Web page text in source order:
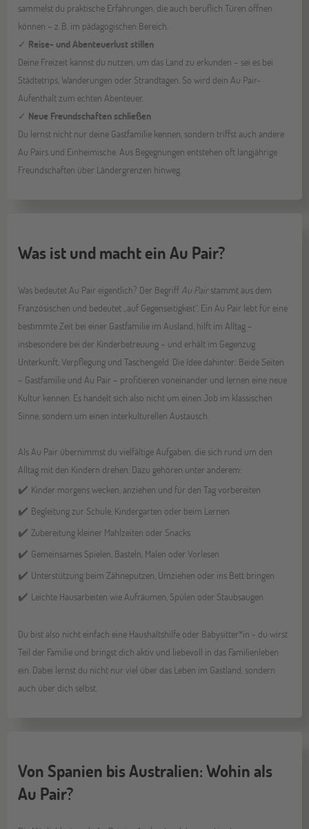
sammelst du praktische Erfahrungen, die auch beruflich Türen öffnen
können – z. B. im pädagogischen Bereich.
✓ Reise- und Abenteuerlust stillen
Deine Freizeit kannst du nutzen, um das Land zu erkunden – sei es bei
Städtetrips, Wanderungen oder Strandtagen. So wird dein Au Pair-
Aufenthalt zum echten Abenteuer.
✓ Neue Freundschaften schließen
Du lernst nicht nur deine Gastfamilie kennen, sondern triffst auch andere
Au Pairs und Einheimische. Aus Begegnungen entstehen oft langjährige
Freundschaften über Ländergrenzen hinweg.
Was ist und macht ein Au Pair?
Was bedeutet Au Pair eigentlich? Der Begriff Au Pairstammt aus dem
Französischen und bedeutet „auf Gegenseitigkeit“. Ein Au Pair lebt für eine
bestimmte Zeit bei einer Gastfamilie im Ausland, hilft im Alltag –
insbesondere bei der Kinderbetreuung – und erhält im Gegenzug
Unterkunft, Verpflegung und Taschengeld. Die Idee dahinter: Beide Seiten
– Gastfamilie und Au Pair – profitieren voneinander und lernen eine neue
Kultur kennen. Es handelt sich also nicht um einen Job im klassischen
Sinne, sondern um einen interkulturellen Austausch.
Als Au Pair übernimmst du vielfältige Aufgaben, die sich rund um den
Alltag mit den Kindern drehen. Dazu gehören unter anderem:
✔️ Kinder morgens wecken, anziehen und für den Tag vorbereiten
✔️ Begleitung zur Schule, Kindergarten oder beim Lernen
✔️ Zubereitung kleiner Mahlzeiten oder Snacks
✔️ Gemeinsames Spielen, Basteln, Malen oder Vorlesen
✔️ Unterstützung beim Zähneputzen, Umziehen oder ins Bett bringen
✔️ Leichte Hausarbeiten wie Aufräumen, Spülen oder Staubsaugen
Du bist also nicht einfach eine Haushaltshilfe oder Babysitter*in - du wirst
Teil der Familie und bringst dich aktiv und liebevoll in das Familienleben
ein. Dabei lernst du nicht nur viel über das Leben im Gastland, sondern
auch über dich selbst.
Von Spanien bis Australien: Wohin als
Au Pair?